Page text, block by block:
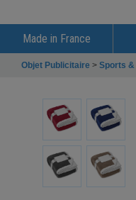
Made in France
Objet Publicitaire > Sports